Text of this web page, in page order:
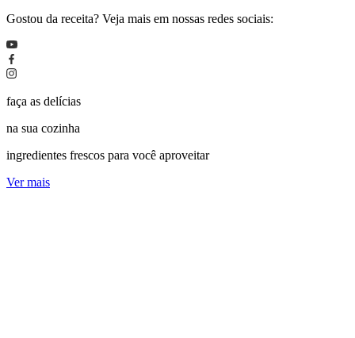
Gostou da receita? Veja mais em nossas redes sociais:
faça as delícias
na sua cozinha
ingredientes frescos para você aproveitar
Ver mais